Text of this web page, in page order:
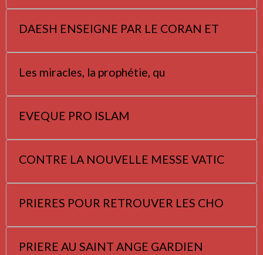
DAESH ENSEIGNE PAR LE CORAN ET
Les miracles, la prophétie, qu
EVEQUE PRO ISLAM
CONTRE LA NOUVELLE MESSE VATIC
PRIERES POUR RETROUVER LES CHO
PRIERE AU SAINT ANGE GARDIEN